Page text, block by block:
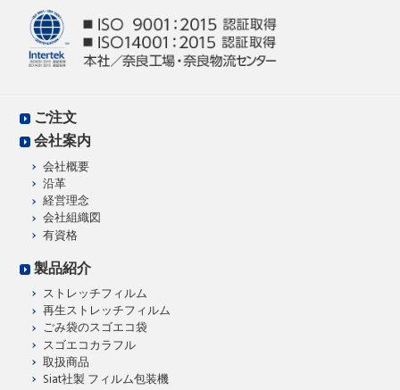
ご注文
会社案内
会社概要
沿革
経営理念
会社組織図
有資格
製品紹介
ストレッチフィルム
再生ストレッチフィルム
ごみ袋のスゴエコ袋
スゴエコカラフル
取扱商品
Siat社製 フィルム包装機